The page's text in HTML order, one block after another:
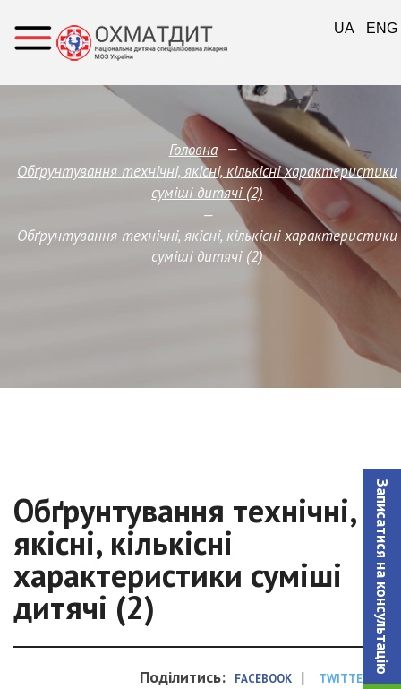
Записатися на консультацiю
Головна —
Обґрунтування технічні, якісні, кількісні характеристики
суміші дитячі (2)
—
Обґрунтування технічні, якісні, кількісні характеристики
суміші дитячі (2)
Обґрунтування технічні,
якісні, кількісні
характеристики суміші
дитячі (2)
Поділитись: FACEBOOK | TWITTER
UA ENG